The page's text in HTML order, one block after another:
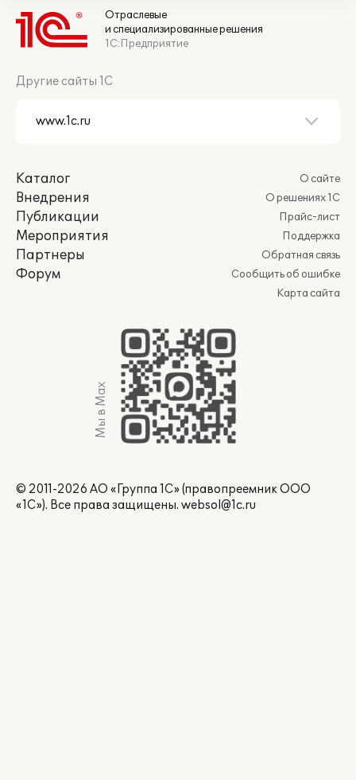
Отраслевые
и специализированные решения
1С:Предприятие
Другие сайты 1С
Каталог
Внедрения
Публикации
Мероприятия
Партнеры
Форум
О сайте
О решениях 1С
Прайс-лист
Поддержка
Обратная связь
Сообщить об ошибке
Карта сайта
Мы в Max
© 2011-2026 АО «Группа 1С» (правопреемник ООО
«1С»). Все права защищены. websol@1c.ru